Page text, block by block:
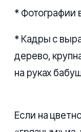
* Фотографии
* Кадры с
дерево,
на руках
Если на